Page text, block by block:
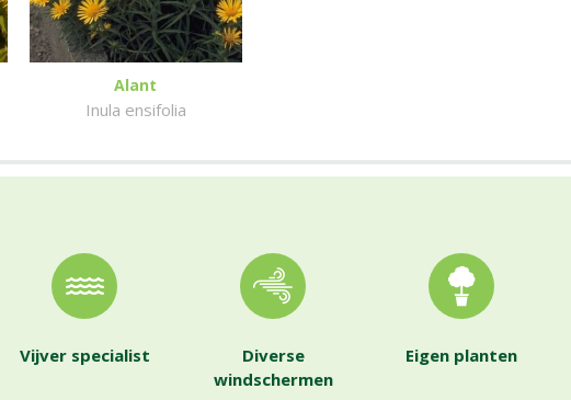
Alant
Inula ensifolia
Vijver specialist
Diverse
windschermen
Eigen planten